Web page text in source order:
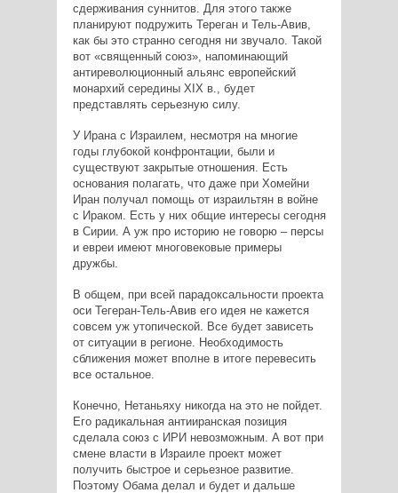
сдерживания суннитов. Для этого также
планируют подружить Тереган и Тель-Авив,
как бы это странно сегодня ни звучало. Такой
вот «священный союз», напоминающий
антиреволюционный альянс европейский
монархий середины XIX в., будет
представлять серьезную силу.
У Ирана с Израилем, несмотря на многие
годы глубокой конфронтации, были и
существуют закрытые отношения. Есть
основания полагать, что даже при Хомейни
Иран получал помощь от израильтян в войне
с Ираком. Есть у них общие интересы сегодня
в Сирии. А уж про историю не говорю – персы
и евреи имеют многовековые примеры
дружбы.
В общем, при всей парадоксальности проекта
оси Тегеран-Тель-Авив его идея не кажется
совсем уж утопической. Все будет зависеть
от ситуации в регионе. Необходимость
сближения может вполне в итоге перевесить
все остальное.
Конечно, Нетаньяху никогда на это не пойдет.
Его радикальная антииранская позиция
сделала союз с ИРИ невозможным. А вот при
смене власти в Израиле проект может
получить быстрое и серьезное развитие.
Поэтому Обама делал и будет и дальше